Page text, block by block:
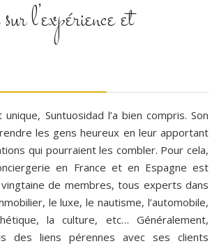
l’expérience et
Suntuosidad l’a bien compris. Son
les gens heureux en leur apportant
qui pourraient les combler. Pour cela,
en France et en Espagne est
vingtaine de membres, tous experts dans
le luxe, le nautisme, l’automobile,
la culture, etc… Généralement,
des liens pérennes avec ses clients